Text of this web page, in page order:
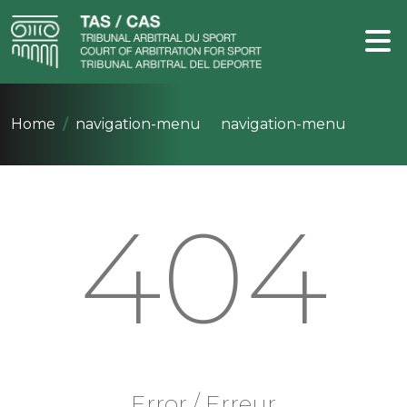
Home navigation-menu navigation-menu
404